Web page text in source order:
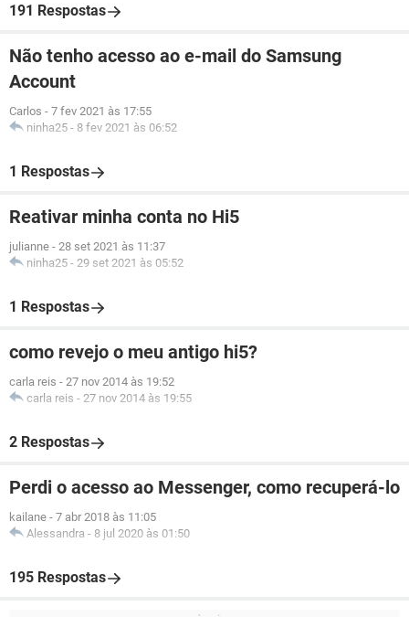
191 Respostas
Não tenho acesso ao e-mail do Samsung
Account
Carlos - 7 fev 2021 às 17:55
ninha25 - 8 fev 2021 às 06:52
1 Respostas
Reativar minha conta no Hi5
julianne - 28 set 2021 às 11:37
ninha25 - 29 set 2021 às 05:52
1 Respostas
como revejo o meu antigo hi5?
carla reis - 27 nov 2014 às 19:52
carla reis - 27 nov 2014 às 19:55
2 Respostas
Perdi o acesso ao Messenger, como recuperá-lo
kailane - 7 abr 2018 às 11:05
Alessandra - 8 jul 2020 às 01:50
195 Respostas